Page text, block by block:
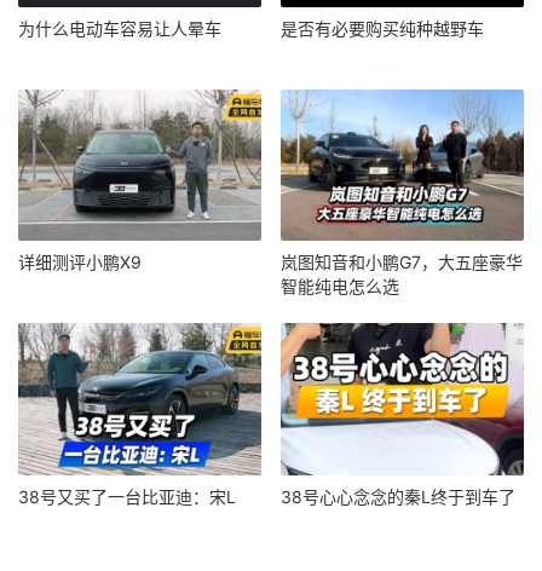
为什么电动车容易让人晕车 是否有必要购买纯种越野车
详细测评小鹏X9
岚图知音和小鹏G7，大五座豪华
智能纯电怎么选
38号又买了一台比亚迪：宋L 38号心心念念的秦L终于到车了